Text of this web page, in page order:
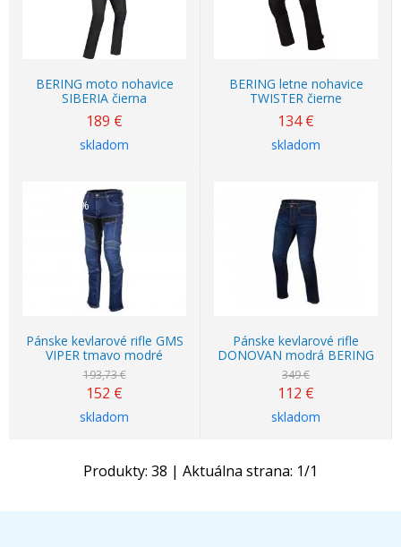
BERING moto nohavice
SIBERIA čierna
189 €
skladom
BERING letne nohavice
TWISTER čierne
134 €
skladom
-22%
Pánske kevlarové rifle GMS
VIPER tmavo modré
193,73 €
152 €
skladom
-68%
Pánske kevlarové rifle
DONOVAN modrá BERING
349 €
112 €
skladom
Produkty: 38 | Aktuálna strana: 1/1